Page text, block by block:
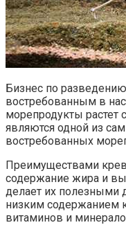
Бизнес по
востребованным в
морепродукты
являются одной из
востребованных
Преимуществами
содержание жира и
делает их полезными
низким содержанием
витаминов и